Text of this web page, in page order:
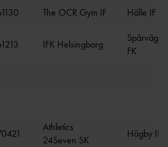
The OCR Gym IF
Hälle IF
IFK Helsingborg
FK
Athletics
24Seven SK
Högby IF